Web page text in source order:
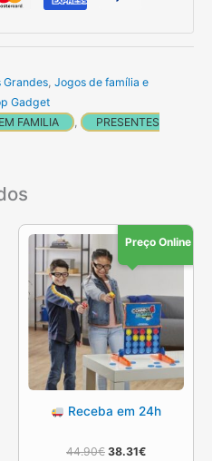
Grandes Jogos de família e
Gadget
FAMILIA
PRESENTES
Preço Online
Receba em 24h
44.90€ O
38.31€O